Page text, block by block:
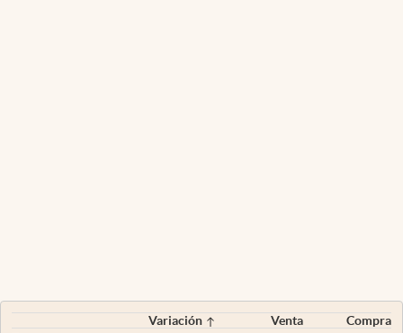
Variación Venta
Compra